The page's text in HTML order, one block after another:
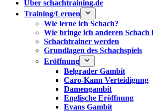
Über schachtraining.de
Training/Lernen
Wie lerne ich Schach?
Wie bringe ich anderen Schach
Schachtrainer werden
Grundlagen des Schachspiels
Eröffnung
Belgrader Gambit
Caro-Kann Verteidigung
Damengambit
Englische Eröffnung
Evans Gambit